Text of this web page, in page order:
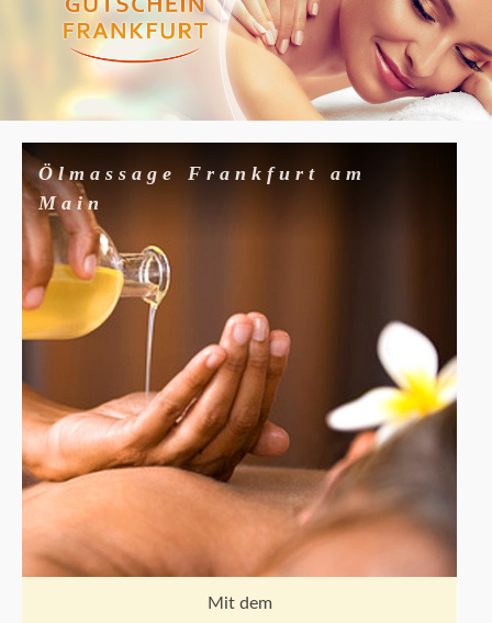
Ölmassage Frankfurt am
Main
Mit dem